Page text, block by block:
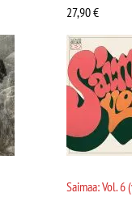
27,90€
Saimaa: Vol. 6